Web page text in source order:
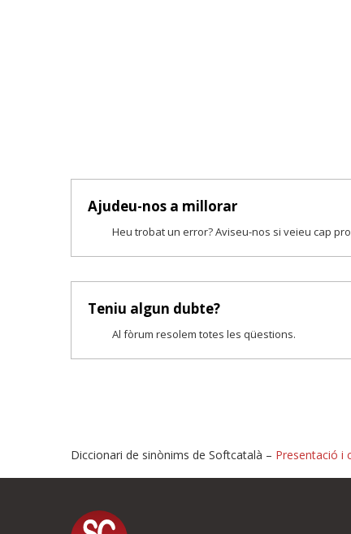
Ajudeu-nos a millorar
Heu trobat un error? Aviseu-nos si veieu cap
Teniu algun dubte?
Al fòrum resolem totes les qüestions.
Proposeu-nos millores
Diccionari de sinònims de Softcatalà – Presentació i